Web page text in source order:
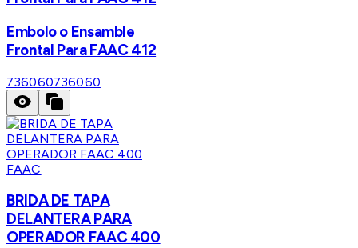
Embolo o Ensamble
Frontal Para FAAC 412
736060736060
FAAC
BRIDA DE TAPA
DELANTERA PARA
OPERADOR FAAC 400